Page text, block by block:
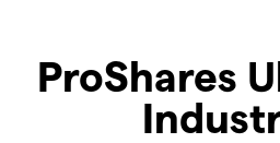
ProShares